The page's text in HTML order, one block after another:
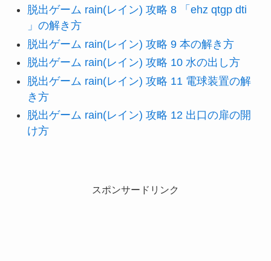
脱出ゲーム rain(レイン) 攻略 8 「ehz qtgp dti
」の解き方
脱出ゲーム rain(レイン) 攻略 9 本の解き方
脱出ゲーム rain(レイン) 攻略 10 水の出し方
脱出ゲーム rain(レイン) 攻略 11 電球装置の解
き方
脱出ゲーム rain(レイン) 攻略 12 出口の扉の開
け方
スポンサードリンク